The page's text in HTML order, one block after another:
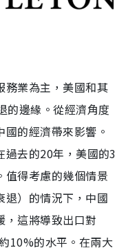
務業為主，美國和其
的邊緣。從經濟角度
國的經濟帶來影響。
過去的20年，美國的3
值得考慮的幾個情景
退）的情況下，中國
，這將導致出口對
10%的水平。在兩大